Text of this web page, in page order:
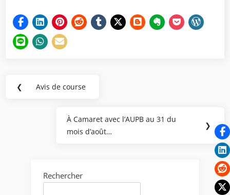
Navigation
❮
Previous
Avis de course
Next
Post:
À Camaret avec l’AUPB au 31 du
mois d’août…
❯
Rechercher